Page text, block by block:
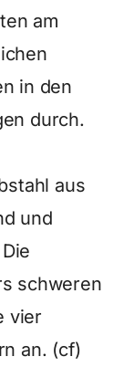
am
in den
durch.
aus
und
schweren
vier
an. (cf)